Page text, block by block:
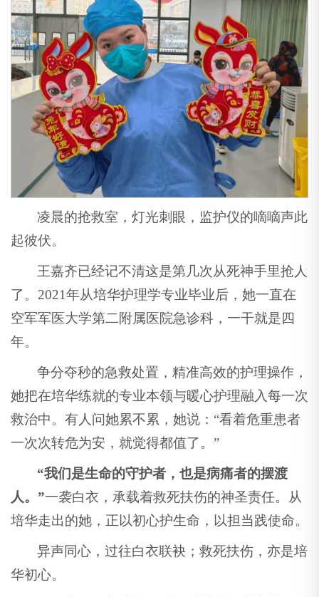
凌晨的抢救室，灯光刺眼，监护仪的嘀嘀声此
起彼伏。
王嘉齐已经记不清这是第几次从死神手里抢人
了。2021年从培华护理学专业毕业后，她一直在
空军军医大学第二附属医院急诊科，一干就是四
年。
争分夺秒的急救处置，精准高效的护理操作，
她把在培华练就的专业本领与暖心护理融入每一次
救治中。有人问她累不累，她说：“看着危重患者
一次次转危为安，就觉得都值了。”
“我们是生命的守护者，也是病痛者的摆渡
人。”一袭白衣，承载着救死扶伤的神圣责任。从
培华走出的她，正以初心护生命，以担当践使命。
异声同心，过往白衣联袂；救死扶伤，亦是培
华初心。